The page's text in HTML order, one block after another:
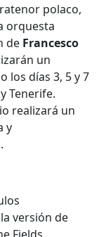
polaco,
orquesta
de Francesco
un
los días 3, 5 y 7
Tenerife.
realizará un
y
la versión de